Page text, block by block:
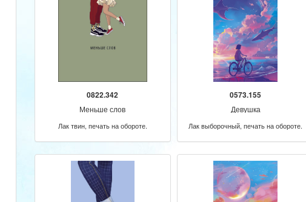
0822.342
Меньше слов
Лак твин, печать на обороте.
0573.155
Девушка
Лак выборочный, печать на обороте.